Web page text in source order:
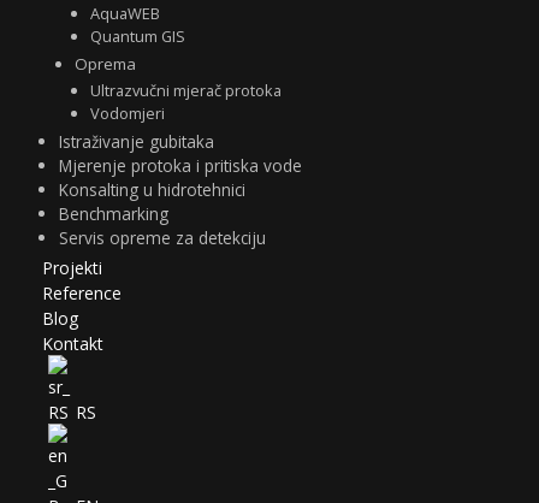
AquaWEB
Quantum GIS
Oprema
Ultrazvučni mjerač protoka
Vodomjeri
Istraživanje gubitaka
Mjerenje protoka i pritiska vode
Konsalting u hidrotehnici
Benchmarking
Servis opreme za detekciju
Projekti
Reference
Blog
Kontakt
RS